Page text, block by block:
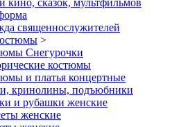
кино, сказок, мультфильмов
священнослужителей
>
Снегурочки
костюмы
и платья концертные
кринолины, подъюбники
и рубашки женские
женские